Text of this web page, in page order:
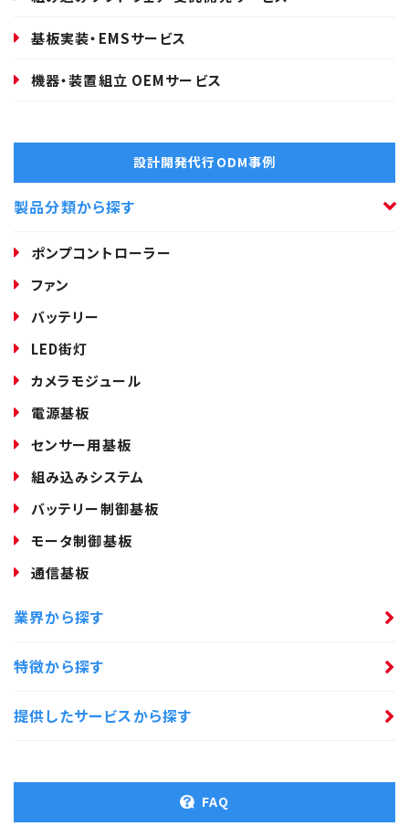
基板実装・EMSサービス
機器・装置組立 OEMサービス
設計開発代行ODM事例
製品分類から探す
ポンプコントローラー
ファン
バッテリー
LED街灯
カメラモジュール
電源基板
センサー用基板
組み込みシステム
バッテリー制御基板
モータ制御基板
通信基板
業界から探す
特徴から探す
提供したサービスから探す
FAQ